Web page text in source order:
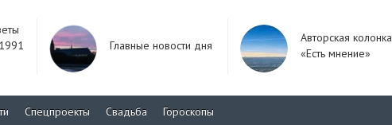
Главные новости дня
Авторская колонка
«Есть мнение»
Спецпроекты Свадьба
Гороскопы